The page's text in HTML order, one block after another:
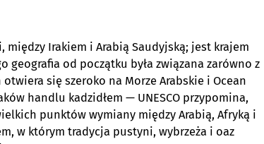
Irakiem i Arabią Saudyjską; jest krajem
od początku była związana zarówno z
się szeroko na Morze Arabskie i Ocean
handlu kadzidłem — UNESCO przypomina,
punktów wymiany między Arabią, Afryką i
w którym tradycja pustyni, wybrzeża i oaz